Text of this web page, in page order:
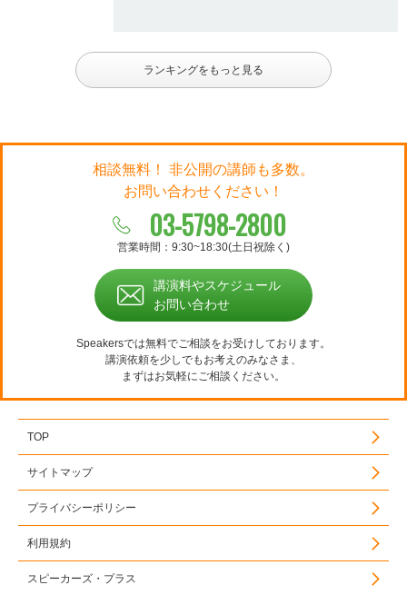
ランキングをもっと見る
相談無料！ 非公開の講師も多数。
お問い合わせください！
03-5798-2800
営業時間：9:30~18:30(土日祝除く)
講演料やスケジュール
お問い合わせ
Speakersでは無料でご相談をお受けしております。
講演依頼を少しでもお考えのみなさま、
まずはお気軽にご相談ください。
TOP
サイトマップ
プライバシーポリシー
利用規約
スピーカーズ・プラス